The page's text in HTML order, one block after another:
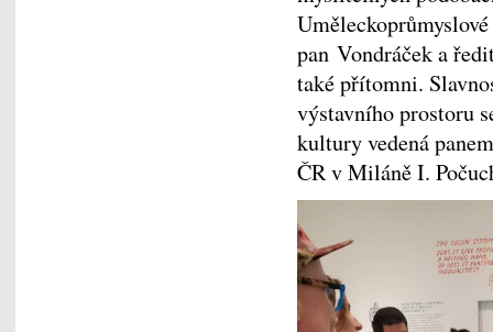
pan Vondráček a
také přítomni.
výstavního prostoru
kultury vedená
ČR v Miláně I.